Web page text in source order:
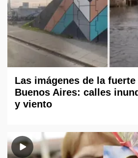
Las imágenes de la
Buenos Aires: calles
y viento